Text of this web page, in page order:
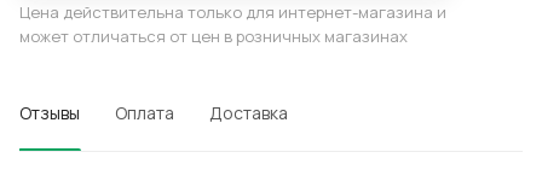
Цена действительна только для интернет-магазина и
может отличаться от цен в розничных магазинах
Отзывы Оплата Доставка